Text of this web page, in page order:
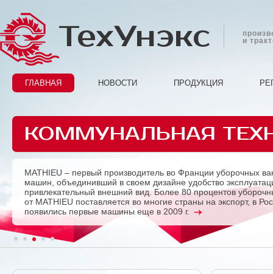
ТехУнэкс
и
ГЛАВНАЯ НОВОСТИ ПРОДУКЦИЯ
КОММУНАЛЬНАЯ
MATHIEU – первый производитель во Франции уборочных
машин, объединивший в своем дизайне удобство
привлекательный внешний вид. Более 80 процентов
от MATHIEU поставляется во многие страны на экспорт, в
появились первые машины еще в 2009 г.
Previous
1 2 3 4 5